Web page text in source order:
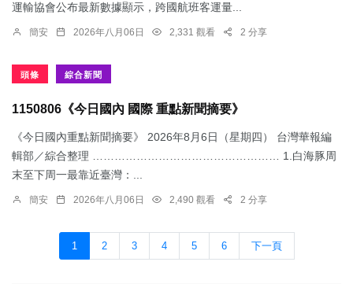
運輸協會公布最新數據顯示，跨國航班客運量...
簡安 2026年八月06日 2,331 觀看 2 分享
頭條 綜合新聞
1150806《今日國內 國際 重點新聞摘要》
《今日國內重點新聞摘要》 2026年8月6日（星期四） 台灣華報編
輯部／綜合整理 …………………………………………… 1.​白海豚周
末至下周一最靠近臺灣：...
簡安 2026年八月06日 2,490 觀看 2 分享
1 2 3 4 5 6 下一頁